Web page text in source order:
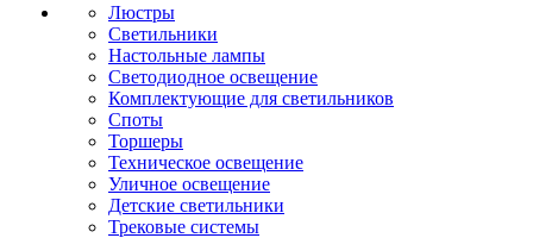
Люстры
Светильники
Настольные лампы
Светодиодное освещение
Комплектующие для светильников
Споты
Торшеры
Техническое освещение
Уличное освещение
Детские светильники
Трековые системы